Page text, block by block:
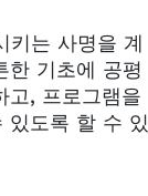
키는 사명을 계
한 기초에 공평
고, 프로그램을
있도록 할 수 있